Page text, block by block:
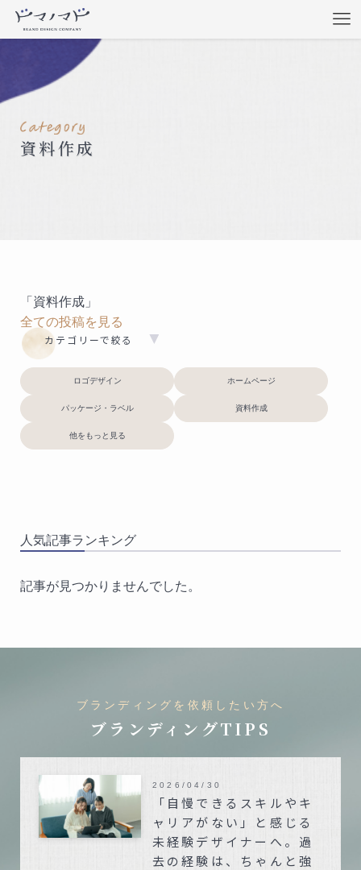
資料作成
「資料作成」
全ての投稿を見る
カテゴリーで絞る
ロゴデザイン ホームページ
パッケージ・ラベル 資料作成
他をもっと見る
人気記事ランキング
記事が見つかりませんでした。
ブランディングを依頼したい方へ
ブランディングTIPS
「自慢できるスキルやキ
ャリアがない」と感じる
未経験デザイナーへ。過
去の経験は、ちゃんと強
2026/04/30